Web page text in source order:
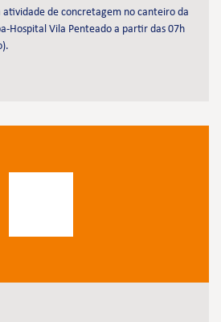
de concretagem no canteiro da
Hospital Vila Penteado a partir das 07h